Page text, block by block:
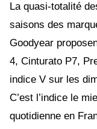
La quasi-totalité
saisons des
Goodyear
4, Cinturato P7,
indice V sur les
C’est l’indice le
quotidienne en